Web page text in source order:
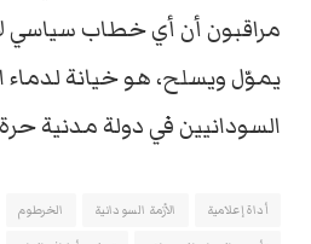
مراقبون أن أي خطاب سياسي
يموّل ويسلح، هو خيانة لدماء
السودانيين في دولة مدنية
أداة إعلامية الأزمة السودانية الخرطوم